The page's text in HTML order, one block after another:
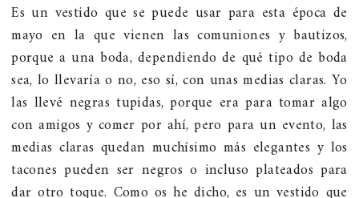
Es un vestido que se puede usar para esta época de
mayo en la que vienen las comuniones y bautizos,
porque a una boda, dependiendo de qué tipo de boda
sea, lo llevaría o no, eso sí, con unas medias claras. Yo
las llevé negras tupidas, porque era para tomar algo
con amigos y comer por ahí, pero para un evento, las
medias claras quedan muchísimo más elegantes y los
tacones pueden ser negros o incluso plateados para